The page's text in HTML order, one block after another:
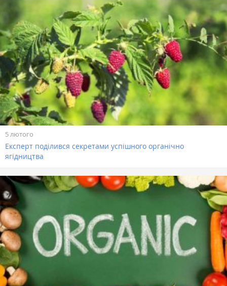
5 лютого
Експерт поділився секретами успішного органічно
ягідництва